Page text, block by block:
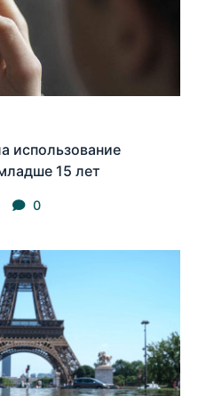
использование
15 лет
0